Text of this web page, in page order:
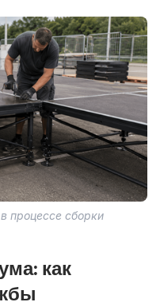
процессе сборки
как